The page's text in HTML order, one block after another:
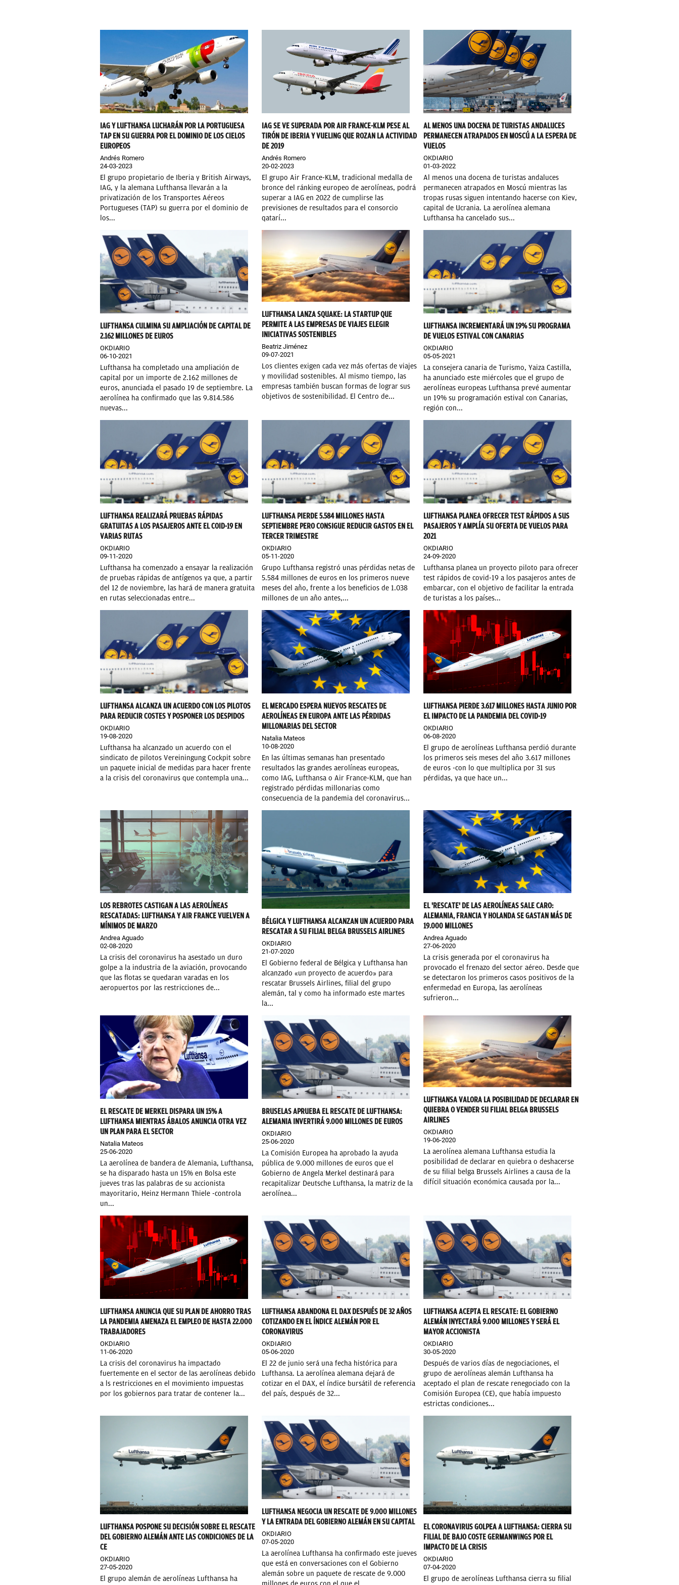
IAG Y LUFTHANSA LUCHARÁN POR LA PORTUGUESA
TAP EN SU GUERRA POR EL DOMINIO DE LOS CIELOS
EUROPEOS
Andrés Romero
24-03-2023
El grupo propietario de Iberia y British Airways,
IAG, y la alemana Lufthansa llevarán a la
privatización de los Transportes Aéreos
Portugueses (TAP) su guerra por el dominio de
los...
IAG SE VE SUPERADA POR AIR FRANCE-KLM PESE AL
TIRÓN DE IBERIA Y VUELING QUE ROZAN LA ACTIVIDAD
DE 2019
Andrés Romero
20-02-2023
El grupo Air France-KLM, tradicional medalla de
bronce del ránking europeo de aerolíneas, podrá
superar a IAG en 2022 de cumplirse las
previsiones de resultados para el consorcio
qatarí...
AL MENOS UNA DOCENA DE TURISTAS ANDALUCES
PERMANECEN ATRAPADOS EN MOSCÚ A LA ESPERA DE
VUELOS
OKDIARIO
01-03-2022
Al menos una docena de turistas andaluces
permanecen atrapados en Moscú mientras las
tropas rusas siguen intentando hacerse con Kiev,
capital de Ucrania. La aerolínea alemana
Lufthansa ha cancelado sus...
LUFTHANSA CULMINA SU AMPLIACIÓN DE CAPITAL DE
2.162 MILLONES DE EUROS
OKDIARIO
06-10-2021
Lufthansa ha completado una ampliación de
capital por un importe de 2.162 millones de
euros, anunciada el pasado 19 de septiembre. La
aerolínea ha confirmado que las 9.814.586
nuevas...
LUFTHANSA LANZA SQUAKE: LA STARTUP QUE
PERMITE A LAS EMPRESAS DE VIAJES ELEGIR
INICIATIVAS SOSTENIBLES
Beatriz Jiménez
09-07-2021
Los clientes exigen cada vez más ofertas de viajes
y movilidad sostenibles. Al mismo tiempo, las
empresas también buscan formas de lograr sus
objetivos de sostenibilidad. El Centro de...
LUFTHANSA INCREMENTARÁ UN 19% SU PROGRAMA
DE VUELOS ESTIVAL CON CANARIAS
OKDIARIO
05-05-2021
La consejera canaria de Turismo, Yaiza Castilla,
ha anunciado este miércoles que el grupo de
aerolíneas europeas Lufthansa prevé aumentar
un 19% su programación estival con Canarias,
región con...
LUFTHANSA REALIZARÁ PRUEBAS RÁPIDAS
GRATUITAS A LOS PASAJEROS ANTE EL COID-19 EN
VARIAS RUTAS
OKDIARIO
09-11-2020
Lufthansa ha comenzado a ensayar la realización
de pruebas rápidas de antígenos ya que, a partir
del 12 de noviembre, las hará de manera gratuita
en rutas seleccionadas entre...
LUFTHANSA PIERDE 5.584 MILLONES HASTA
SEPTIEMBRE PERO CONSIGUE REDUCIR GASTOS EN EL
TERCER TRIMESTRE
OKDIARIO
05-11-2020
Grupo Lufthansa registró unas pérdidas netas de
5.584 millones de euros en los primeros nueve
meses del año, frente a los beneficios de 1.038
millones de un año antes,...
LUFTHANSA PLANEA OFRECER TEST RÁPIDOS A SUS
PASAJEROS Y AMPLÍA SU OFERTA DE VUELOS PARA
2021
OKDIARIO
24-09-2020
Lufthansa planea un proyecto piloto para ofrecer
test rápidos de covid-19 a los pasajeros antes de
embarcar, con el objetivo de facilitar la entrada
de turistas a los países...
LUFTHANSA ALCANZA UN ACUERDO CON LOS PILOTOS
PARA REDUCIR COSTES Y POSPONER LOS DESPIDOS
OKDIARIO
19-08-2020
Lufthansa ha alcanzado un acuerdo con el
sindicato de pilotos Vereiningung Cockpit sobre
un paquete inicial de medidas para hacer frente
a la crisis del coronavirus que contempla una...
EL MERCADO ESPERA NUEVOS RESCATES DE
AEROLÍNEAS EN EUROPA ANTE LAS PÉRDIDAS
MILLONARIAS DEL SECTOR
Natalia Mateos
10-08-2020
En las últimas semanas han presentado
resultados las grandes aerolíneas europeas,
como IAG, Lufthansa o Air France-KLM, que han
registrado pérdidas millonarias como
consecuencia de la pandemia del coronavirus...
LUFTHANSA PIERDE 3.617 MILLONES HASTA JUNIO POR
EL IMPACTO DE LA PANDEMIA DEL COVID-19
OKDIARIO
06-08-2020
El grupo de aerolíneas Lufthansa perdió durante
los primeros seis meses del año 3.617 millones
de euros -con lo que multiplica por 31 sus
pérdidas, ya que hace un...
LOS REBROTES CASTIGAN A LAS AEROLÍNEAS
RESCATADAS: LUFTHANSA Y AIR FRANCE VUELVEN A
MÍNIMOS DE MARZO
Andrea Aguado
02-08-2020
La crisis del coronavirus ha asestado un duro
golpe a la industria de la aviación, provocando
que las flotas se quedaran varadas en los
aeropuertos por las restricciones de...
BÉLGICA Y LUFTHANSA ALCANZAN UN ACUERDO PARA
RESCATAR A SU FILIAL BELGA BRUSSELS AIRLINES
OKDIARIO
21-07-2020
El Gobierno federal de Bélgica y Lufthansa han
alcanzado «un proyecto de acuerdo» para
rescatar Brussels Airlines, filial del grupo
alemán, tal y como ha informado este martes
la...
EL 'RESCATE' DE LAS AEROLÍNEAS SALE CARO:
ALEMANIA, FRANCIA Y HOLANDA SE GASTAN MÁS DE
19.000 MILLONES
Andrea Aguado
27-06-2020
La crisis generada por el coronavirus ha
provocado el frenazo del sector aéreo. Desde que
se detectaron los primeros casos positivos de la
enfermedad en Europa, las aerolíneas
sufrieron...
EL RESCATE DE MERKEL DISPARA UN 15% A
LUFTHANSA MIENTRAS ÁBALOS ANUNCIA OTRA VEZ
UN PLAN PARA EL SECTOR
Natalia Mateos
25-06-2020
La aerolínea de bandera de Alemania, Lufthansa,
se ha disparado hasta un 15% en Bolsa este
jueves tras las palabras de su accionista
mayoritario, Heinz Hermann Thiele -controla
un...
BRUSELAS APRUEBA EL RESCATE DE LUFTHANSA:
ALEMANIA INVERTIRÁ 9.000 MILLONES DE EUROS
OKDIARIO
25-06-2020
La Comisión Europea ha aprobado la ayuda
pública de 9.000 millones de euros que el
Gobierno de Angela Merkel destinará para
recapitalizar Deutsche Lufthansa, la matriz de la
aerolínea...
LUFTHANSA VALORA LA POSIBILIDAD DE DECLARAR EN
QUIEBRA O VENDER SU FILIAL BELGA BRUSSELS
AIRLINES
OKDIARIO
19-06-2020
La aerolínea alemana Lufthansa estudia la
posibilidad de declarar en quiebra o deshacerse
de su filial belga Brussels Airlines a causa de la
difícil situación económica causada por la...
LUFTHANSA ANUNCIA QUE SU PLAN DE AHORRO TRAS
LA PANDEMIA AMENAZA EL EMPLEO DE HASTA 22.000
TRABAJADORES
OKDIARIO
11-06-2020
La crisis del coronavirus ha impactado
fuertemente en el sector de las aerolíneas debido
a ls restricciones en el movimiento impuestas
por los gobiernos para tratar de contener la...
LUFTHANSA ABANDONA EL DAX DESPUÉS DE 32 AÑOS
COTIZANDO EN EL ÍNDICE ALEMÁN POR EL
CORONAVIRUS
OKDIARIO
05-06-2020
El 22 de junio será una fecha histórica para
Lufthansa. La aerolínea alemana dejará de
cotizar en el DAX, el índice bursátil de referencia
del país, después de 32...
LUFTHANSA ACEPTA EL RESCATE: EL GOBIERNO
ALEMÁN INYECTARÁ 9.000 MILLONES Y SERÁ EL
MAYOR ACCIONISTA
OKDIARIO
30-05-2020
Después de varios días de negociaciones, el
grupo de aerolíneas alemán Lufthansa ha
aceptado el plan de rescate renegociado con la
Comisión Europea (CE), que había impuesto
estrictas condiciones...
LUFTHANSA POSPONE SU DECISIÓN SOBRE EL RESCATE
DEL GOBIERNO ALEMÁN ANTE LAS CONDICIONES DE LA
CE
OKDIARIO
27-05-2020
El grupo alemán de aerolíneas Lufthansa ha
LUFTHANSA NEGOCIA UN RESCATE DE 9.000 MILLONES
Y LA ENTRADA DEL GOBIERNO ALEMÁN EN SU CAPITAL
OKDIARIO
07-05-2020
La aerolínea Lufthansa ha confirmado este jueves
que está en conversaciones con el Gobierno
alemán sobre un paquete de rescate de 9.000
EL CORONAVIRUS GOLPEA A LUFTHANSA: CIERRA SU
FILIAL DE BAJO COSTE GERMANWINGS POR EL
IMPACTO DE LA CRISIS
OKDIARIO
07-04-2020
El grupo de aerolíneas Lufthansa cierra su filial